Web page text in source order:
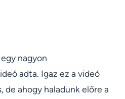
nagyon
adta. Igaz ez a videó
de ahogy haladunk előre a